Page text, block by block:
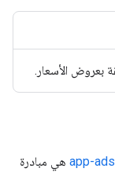
الأسعار.
هي مبادرة